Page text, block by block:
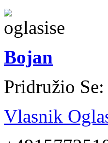
Bojan
Pridružio Se:
Vlasnik